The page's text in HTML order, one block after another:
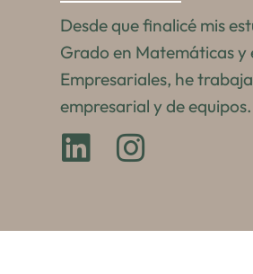
Desde que finalicé mis
Grado en Matemáticas y
Empresariales, he
empresarial y de equipos.